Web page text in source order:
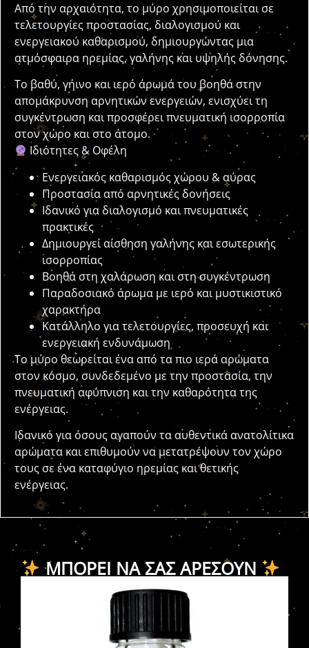
Από την αρχαιότητα, το μύρο χρησιμοποιείται σε
τελετουργίες προστασίας, διαλογισμού και
ενεργειακού καθαρισμού, δημιουργώντας μια
ατμόσφαιρα ηρεμίας, γαλήνης και υψηλής δόνησης.
Το βαθύ, γήινο και ιερό άρωμά του βοηθά στην
απομάκρυνση αρνητικών ενεργειών, ενισχύει τη
συγκέντρωση και προσφέρει πνευματική ισορροπία
στον χώρο και στο άτομο.
Ιδιότητες & Οφέλη
Ενεργειακός καθαρισμός χώρου & αύρας
Προστασία από αρνητικές δονήσεις
Ιδανικό για διαλογισμό και πνευματικές
πρακτικές
Δημιουργεί αίσθηση γαλήνης και εσωτερικής
ισορροπίας
Βοηθά στη χαλάρωση και στη συγκέντρωση
Παραδοσιακό άρωμα με ιερό και μυστικιστικό
χαρακτήρα
Κατάλληλο για τελετουργίες, προσευχή και
ενεργειακή ενδυνάμωση
Το μύρο θεωρείται ένα από τα πιο ιερά αρώματα
στον κόσμο, συνδεδεμένο με την προστασία, την
πνευματική αφύπνιση και την καθαρότητα της
ενέργειας.
Ιδανικό για όσους αγαπούν τα αυθεντικά ανατολίτικα
αρώματα και επιθυμούν να μετατρέψουν τον χώρο
τους σε ένα καταφύγιο ηρεμίας και θετικής
ενέργειας.
ΜΠΟΡΕΊ ΝΑ ΣΑΣ ΑΡΈΣΟΥΝ